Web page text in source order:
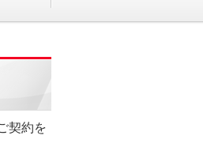
契約を